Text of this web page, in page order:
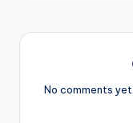
No comments